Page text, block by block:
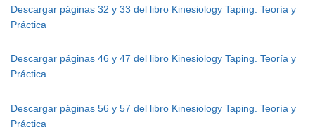
Descargar páginas 32 y 33 del libro Kinesiology Taping. Teoría y
Práctica
Descargar páginas 46 y 47 del libro Kinesiology Taping. Teoría y
Práctica
Descargar páginas 56 y 57 del libro Kinesiology Taping. Teoría y
Práctica